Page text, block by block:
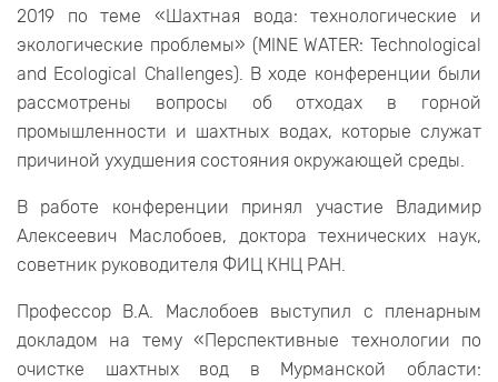
2019 по теме «Шахтная вода: технологические и
экологические проблемы» (MINE WATER: Technological
and Ecological Challenges). В ходе конференции были
рассмотрены вопросы об отходах в горной
промышленности и шахтных водах, которые служат
причиной ухудшения состояния окружающей среды.
В работе конференции принял участие Владимир
Алексеевич Маслобоев, доктора технических наук,
советник руководителя ФИЦ КНЦ РАН.
Профессор В.А. Маслобоев выступил с пленарным
докладом на тему «Перспективные технологии по
очистке шахтных вод в Мурманской области: